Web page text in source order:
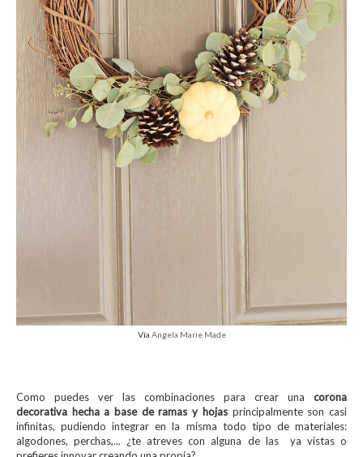
Vía Angela Marie Made
Como puedes ver las combinaciones para crear una corona
decorativa hecha a base de ramas y hojasprincipalmente son casi
infinitas, pudiendo integrar en la misma todo tipo de materiales:
algodones, perchas,... ¿te atreves con alguna de las ya vistas o